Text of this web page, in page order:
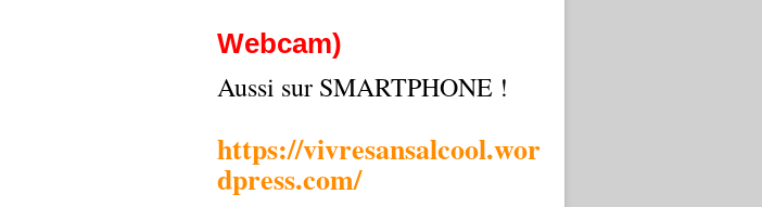
Webcam)
Aussi sur SMARTPHONE !
https://vivresansalcool.wor
dpress.com/